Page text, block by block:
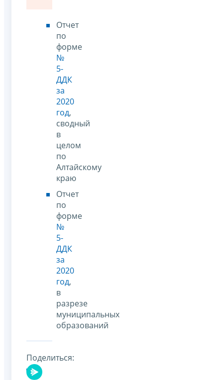
Отчет
по
форме
№
5-
ДДК
за
2020
год,
сводный
в
целом
по
Алтайскому
краю
Отчет
по
форме
№
5-
ДДК
за
2020
год,
в
разрезе
муниципальных
образований
Поделиться: